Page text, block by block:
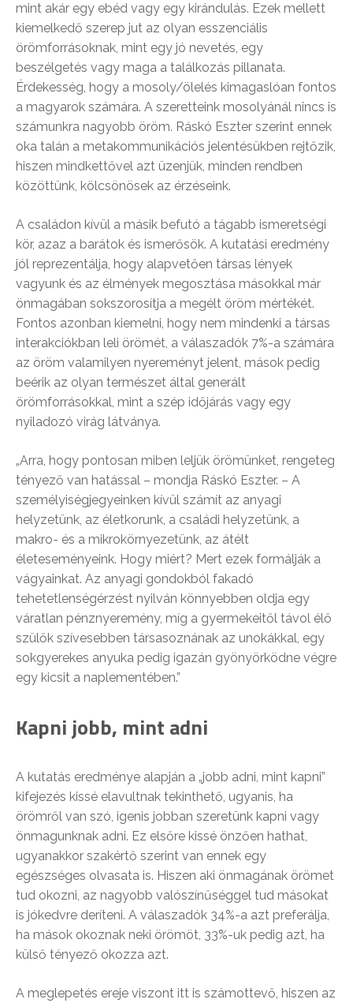
mint akár egy ebéd vagy egy kirándulás. Ezek mellett
kiemelkedő szerep jut az olyan esszenciális
örömforrásoknak, mint egy jó nevetés, egy
beszélgetés vagy maga a találkozás pillanata.
Érdekesség, hogy a mosoly/ölelés kimagaslóan fontos
a magyarok számára. A szeretteink mosolyánál nincs is
számunkra nagyobb öröm. Ráskó Eszter szerint ennek
oka talán a metakommunikációs jelentésükben rejtőzik,
hiszen mindkettővel azt üzenjük, minden rendben
közöttünk, kölcsönösek az érzéseink.
A családon kívül a másik befutó a tágabb ismeretségi
kör, azaz a barátok és ismerősök. A kutatási eredmény
jól reprezentálja, hogy alapvetően társas lények
vagyunk és az élmények megosztása másokkal már
önmagában sokszorosítja a megélt öröm mértékét.
Fontos azonban kiemelni, hogy nem mindenki a társas
interakciókban leli örömét, a válaszadók 7%-a számára
az öröm valamilyen nyereményt jelent, mások pedig
beérik az olyan természet által generált
örömforrásokkal, mint a szép időjárás vagy egy
nyiladozó virág látványa.
„Arra, hogy pontosan miben leljük örömünket, rengeteg
tényező van hatással – mondja Ráskó Eszter. – A
személyiségjegyeinken kívül számít az anyagi
helyzetünk, az életkorunk, a családi helyzetünk, a
makro- és a mikrokörnyezetünk, az átélt
életeseményeink. Hogy miért? Mert ezek formálják a
vágyainkat. Az anyagi gondokból fakadó
tehetetlenségérzést nyilván könnyebben oldja egy
váratlan pénznyeremény, míg a gyermekeitől távol élő
szülők szívesebben társasoznának az unokákkal, egy
sokgyerekes anyuka pedig igazán gyönyörködne végre
egy kicsit a naplementében.”
Kapni jobb, mint adni
A kutatás eredménye alapján a „jobb adni, mint kapni”
kifejezés kissé elavultnak tekinthető, ugyanis, ha
örömről van szó, igenis jobban szeretünk kapni vagy
önmagunknak adni. Ez elsőre kissé önzően hathat,
ugyanakkor szakértő szerint van ennek egy
egészséges olvasata is. Hiszen aki önmagának örömet
tud okozni, az nagyobb valószínűséggel tud másokat
is jókedvre deríteni. A válaszadók 34%-a azt preferálja,
ha mások okoznak neki örömöt, 33%-uk pedig azt, ha
külső tényező okozza azt.
A meglepetés ereje viszont itt is számottevő, hiszen az